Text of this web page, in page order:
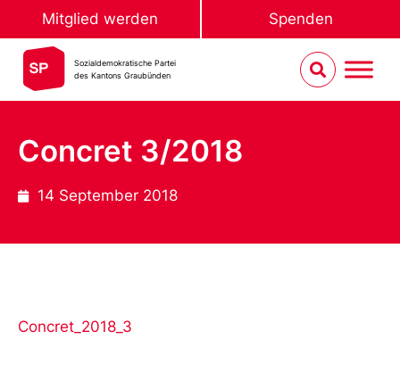
Mitglied werden Spenden
Sozialdemokratische Partei
des Kantons Graubünden
Concret 3/2018
14 September 2018
Concret_2018_3